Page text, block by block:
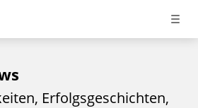
Erfolgsgeschichten,